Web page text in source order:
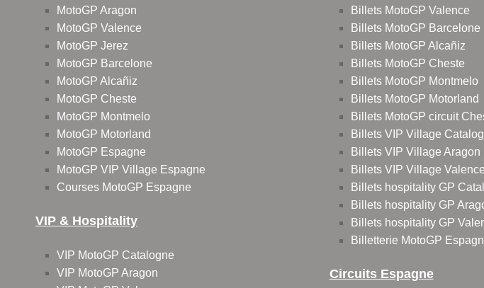
MotoGP Aragon
MotoGP Valence
MotoGP Jerez
MotoGP Barcelone
MotoGP Alcañiz
MotoGP Cheste
MotoGP Montmelo
MotoGP Motorland
MotoGP Espagne
MotoGP VIP Village Espagne
Courses MotoGP Espagne
VIP & Hospitality
VIP MotoGP Catalogne
VIP MotoGP Aragon
Billets MotoGP Valence
Billets MotoGP Barcelone
Billets MotoGP Alcañiz
Billets MotoGP Cheste
Billets MotoGP Montmelo
Billets MotoGP Motorland
Billets MotoGP circuit
Billets VIP Village
Billets VIP Village Aragon
Billets VIP Village Valence
Billets hospitality GP
Billets hospitality GP
Billets hospitality GP
Billetterie MotoGP
Circuits Espagne